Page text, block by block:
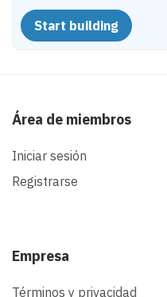
Start building
Área de miembros
Iniciar sesión
Registrarse
Empresa
Términos y privacidad